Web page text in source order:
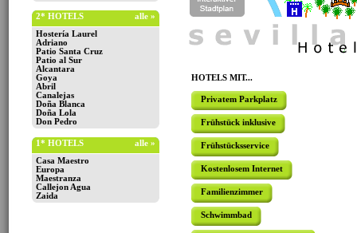
alle »
2* HOTELS
Hostería Laurel
Adriano
Patio Santa Cruz
Patio al Sur
Alcantara
Goya
Abril
Canalejas
Doña Blanca
Doña Lola
Don Pedro
alle »
1* HOTELS
Casa Maestro
Europa
Maestranza
Callejon Agua
Zaida
HOTELS MIT...
Privatem Parkplatz
Frühstück inklusive
Frühstücksservice
Kostenlosem Internet
Familienzimmer
Schwimmbad